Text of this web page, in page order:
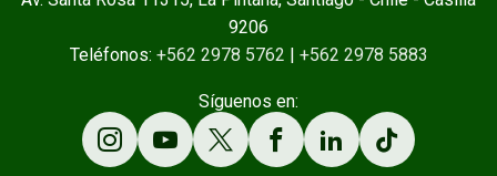
9206
Teléfonos: +562 2978 5762 +562 2978 5883
Síguenos en: